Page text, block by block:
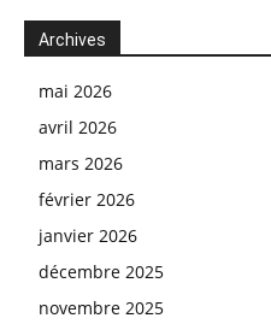
Archives
mai 2026
avril 2026
mars 2026
février 2026
janvier 2026
décembre 2025
novembre 2025